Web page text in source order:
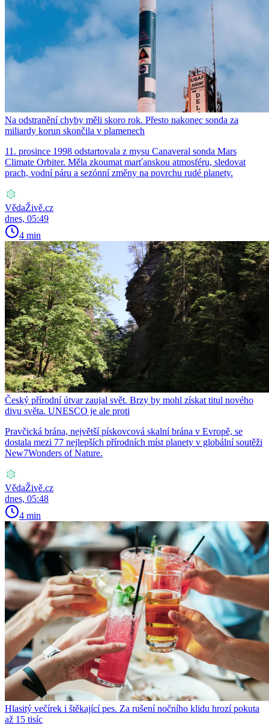
Na odstranění chyby měli skoro rok. Přesto nakonec sonda za
miliardy korun skončila v plamenech
11. prosince 1998 odstartovala z mysu Canaveral sonda Mars
Climate Orbiter. Měla zkoumat marťanskou atmosféru, sledovat
prach, vodní páru a sezónní změny na povrchu rudé planety.
VědaŽivě.cz
dnes, 05:49
4 min
Český přírodní útvar zaujal svět. Brzy by mohl získat titul nového
divu světa. UNESCO je ale proti
Pravčická brána, největší pískovcová skalní brána v Evropě, se
dostala mezi 77 nejlepších přírodních míst planety v globální soutěži
New7Wonders of Nature.
VědaŽivě.cz
dnes, 05:48
4 min
Hlasitý večírek i štěkající pes. Za rušení nočního klidu hrozí pokuta
až 15 tisíc